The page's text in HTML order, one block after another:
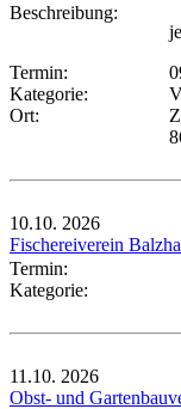
Beschreibung:
Termin:
Kategorie:
Ort:
10.10. 2026
Fischereiverein
Termin:
Kategorie:
11.10. 2026
Obst- und